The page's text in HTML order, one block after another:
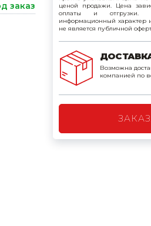
поилки для
заказ
ценой продажи. Цена
оплаты и отгрузки.
информационный характер
не является публичной
Возможна
компанией по